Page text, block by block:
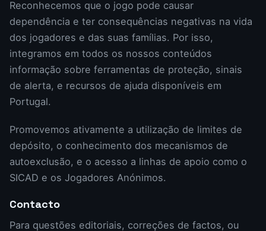
Reconhecemos que o jogo pode causar
dependência e ter consequências negativas na vida
dos jogadores e das suas famílias. Por isso,
integramos em todos os nossos conteúdos
informação sobre ferramentas de proteção, sinais
de alerta, e recursos de ajuda disponíveis em
Portugal.
Promovemos ativamente a utilização de limites de
depósito, o conhecimento dos mecanismos de
autoexclusão, e o acesso a linhas de apoio como o
SICAD e os Jogadores Anónimos.
Contacto
Para questões editoriais, correções de factos, ou